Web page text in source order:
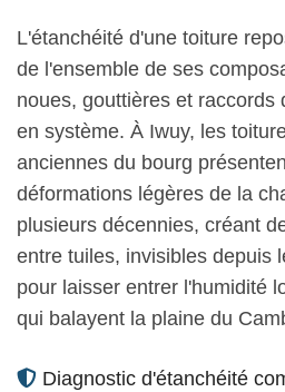
L'étanchéité d'une toiture
de l'ensemble de ses
noues, gouttières et raccords
en système. À Iwuy, les
anciennes du bourg
déformations légères de la
plusieurs décennies, créant
entre tuiles, invisibles depuis
pour laisser entrer l'humidité
qui balayent la plaine du
Diagnostic d'étanchéité